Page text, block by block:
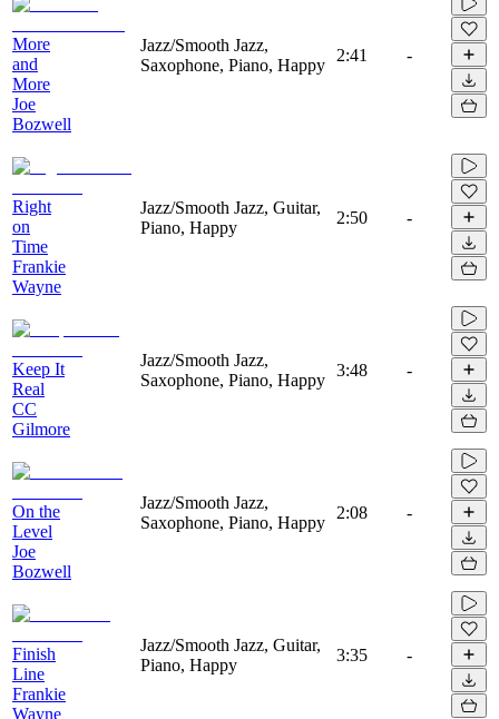
More
and
More
Joe
Bozwell
Jazz/Smooth Jazz,
Saxophone, Piano, Happy
2:41 -
Right
on
Time
Frankie
Wayne
Jazz/Smooth Jazz, Guitar,
Piano, Happy
2:50 -
Keep It
Real
CC
Gilmore
Jazz/Smooth Jazz,
Saxophone, Piano, Happy
3:48 -
On the
Level
Joe
Bozwell
Jazz/Smooth Jazz,
Saxophone, Piano, Happy
2:08 -
Finish
Line
Frankie
Wayne
Jazz/Smooth Jazz, Guitar,
Piano, Happy
3:35 -